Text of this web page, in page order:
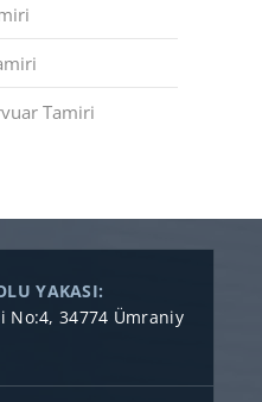
Tamiri
YAKASI:
No:4, 34774 Ümraniy